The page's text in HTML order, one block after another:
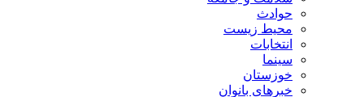
حوادث
محیط زیست
انتخابات
سینما
خوزستان
خبرهای بانوان